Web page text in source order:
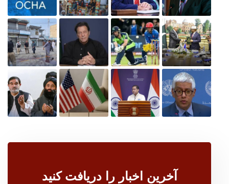
آخرین اخبار را دریافت کنید